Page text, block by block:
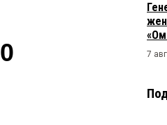
0 7